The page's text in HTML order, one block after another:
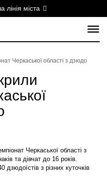
лінія міста
Черкаської області з дзюдо
Черкаської області з
та дівчат до 16 років.
з різних куточків